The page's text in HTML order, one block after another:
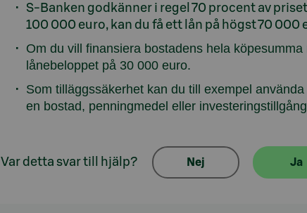
S-Banken godkänner i regel 70 procent av
100 000 euro, kan du få ett lån på högst 70 000
Om du vill finansiera bostadens hela
lånebeloppet på 30 000 euro.
Som tilläggssäkerhet kan du till exempel
en bostad, penningmedel eller
Var detta svar till hjälp? Nej Ja